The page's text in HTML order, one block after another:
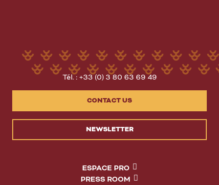
Tél. : +33 (0) 3 80 63 69 49
CONTACT US
NEWSLETTER
ESPACE PRO
PRESS ROOM